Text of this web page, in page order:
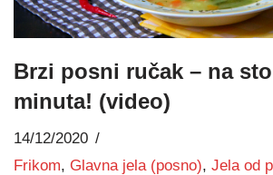
Brzi posni ručak – na
minuta! (video)
14/12/2020
Frikom, Glavna jela (posno), Jela od